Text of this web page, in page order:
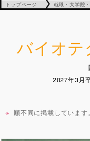
トップページ 就職・大学院
バイオ
2027年3月
順不同に掲載しています。